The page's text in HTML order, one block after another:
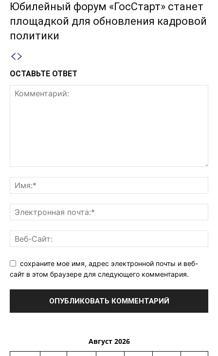
Юбилейный форум «ГосСтарт» станет
площадкой для обновления кадровой
политики
ОСТАВЬТЕ ОТВЕТ
сохраните мое имя, адрес электронной почты и веб-
сайт в этом браузере для следующего комментария.
Август 2026